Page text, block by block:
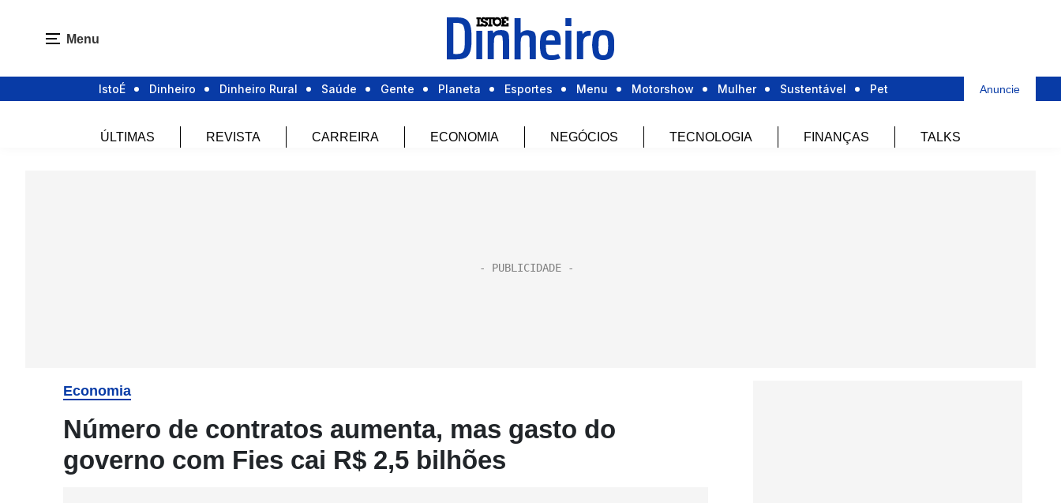
Menu
IstoÉ Dinheiro Dinheiro Rural Saúde Gente Planeta Esportes Menu Motorshow Mulher Sustentável Pet Anuncie
ÚLTIMAS REVISTA CARREIRA ECONOMIA NEGÓCIOS TECNOLOGIA FINANÇAS TALKS
Economia
Número de contratos aumenta, mas gasto do
governo com Fies cai R$ 2,5 bilhões